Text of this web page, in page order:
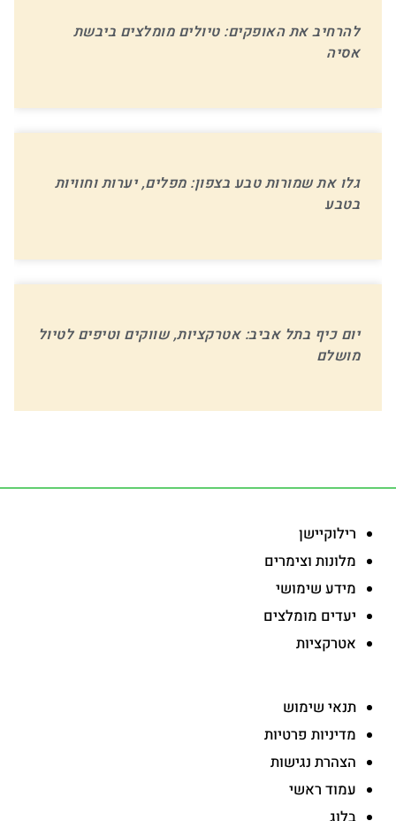
להרחיב את האופקים: טיולים מומלצים ביבשת
אסיה
גלו את שמורות טבע בצפון: מפלים, יערות וחוויות
בטבע
יום כיף בתל אביב: אטרקציות, שווקים וטיפים לטיול
מושלם
רילוקיישן
מלונות וצימרים
מידע שימושי
יעדים מומלצים
אטרקציות
תנאי שימוש
מדיניות פרטיות
הצהרת נגישות
עמוד ראשי